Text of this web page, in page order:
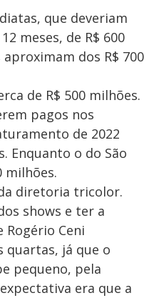
que deveriam
meses, de R$ 600
dos R$ 700
de R$ 500 milhões.
pagos nos
de 2022
Enquanto o do São
milhões.
diretoria tricolor.
shows e ter a
Rogério Ceni
quartas, já que o
pequeno, pela
era que a